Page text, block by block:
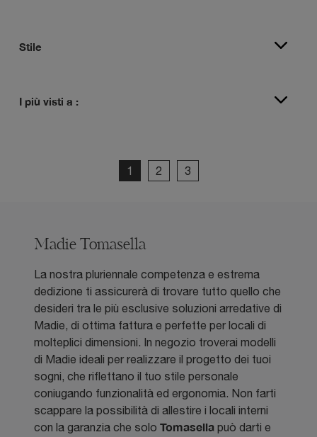
Stile
I più visti a :
1 2 3
Madie Tomasella
La nostra pluriennale competenza e estrema
dedizione ti assicurerà di trovare tutto quello che
desideri tra le più esclusive soluzioni arredative di
Madie, di ottima fattura e perfette per locali di
molteplici dimensioni. In negozio troverai modelli
di Madie ideali per realizzare il progetto dei tuoi
sogni, che riflettano il tuo stile personale
coniugando funzionalità ed ergonomia. Non farti
scappare la possibilità di allestire i locali interni
con la garanzia che solo Tomasella può darti e